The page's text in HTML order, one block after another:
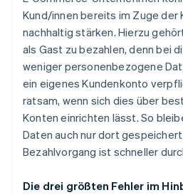
Kund/innen bereits im Zuge der
nachhaltig stärken. Hierzu
als Gast zu bezahlen, denn bei
weniger personenbezogene
ein eigenes Kundenkonto
ratsam, wenn sich dies über
Konten einrichten lässt. So
Daten auch nur dort
Bezahlvorgang ist schneller
Die drei größten Fehler im